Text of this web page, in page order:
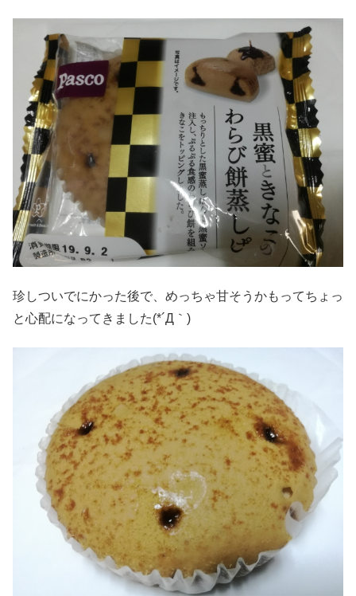
珍しついでにかった後で、めっちゃ甘そうかもってちょっ
と心配になってきました(*´Д｀)